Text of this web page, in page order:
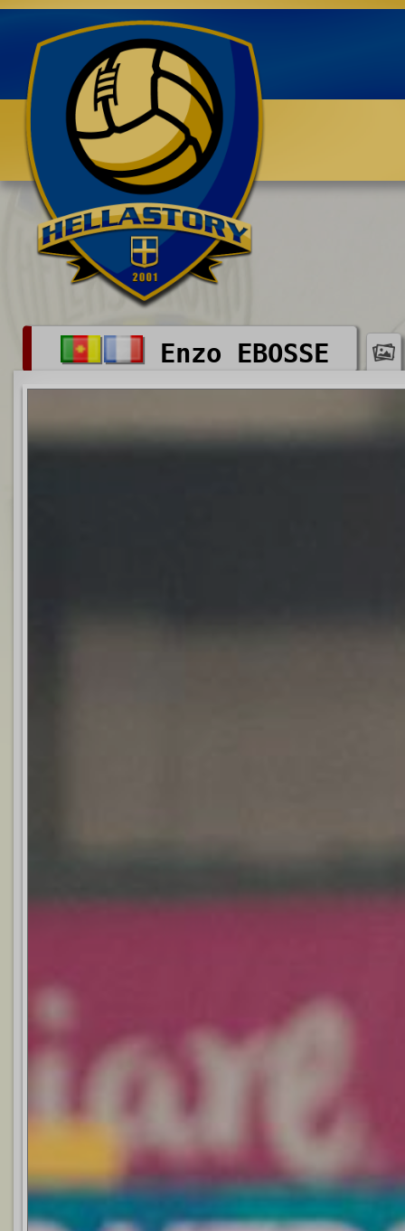
Benvenuti su HELLASTORY.net
Enzo EBOSSE